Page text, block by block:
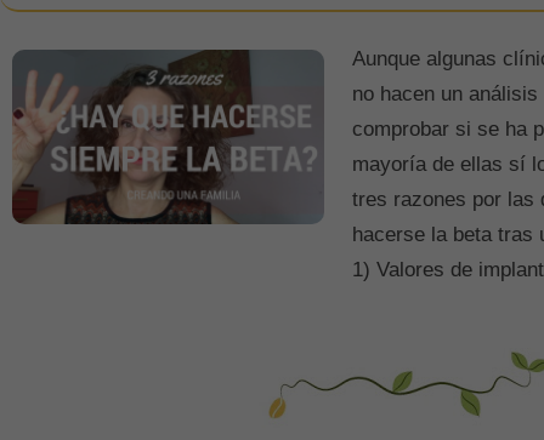
Aunque algunas
no hacen un
comprobar si se ha
mayoría de ellas sí
tres razones por las
hacerse la beta
1) Valores de